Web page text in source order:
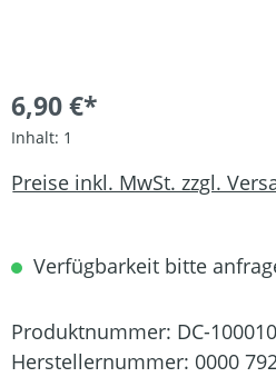
6,90 €*
Inhalt: 1
Preise inkl. MwSt. zzgl.
Verfügbarkeit bitte
Produktnummer: DC-
Herstellernummer: 0000